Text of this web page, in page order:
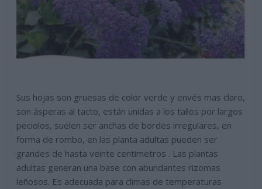
Sus hojas son gruesas de color verde y envés mas claro,
son ásperas al tacto, están unidas a los tallos por largos
peciolos, suelen ser anchas de bordes irregulares, en
forma de rombo, en las planta adultas pueden ser
grandes de hasta veinte centimetros . Las plantas
adultas generan una base con abundantes rizomas
leñosos. Es adecuada para climas de temperaturas